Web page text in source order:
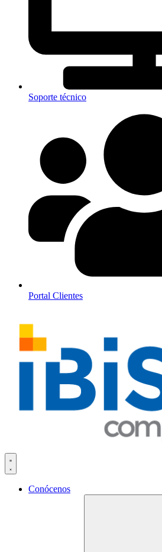
Soporte técnico
Portal Clientes
Conócenos